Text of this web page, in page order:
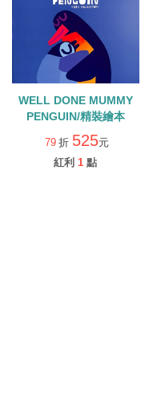
WELL DONE MUMMY
PENGUIN/精裝繪本
79 折 525元
紅利 1 點